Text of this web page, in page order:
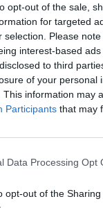
opt-out of the sale,
for targeted
selection. Please
interest-based
to third
of your personal
This information may
Participants that may
Data Processing Opt
opt-out of the
per Matteo
dedicata
che
a
nostro Ale!
domenica
insolita